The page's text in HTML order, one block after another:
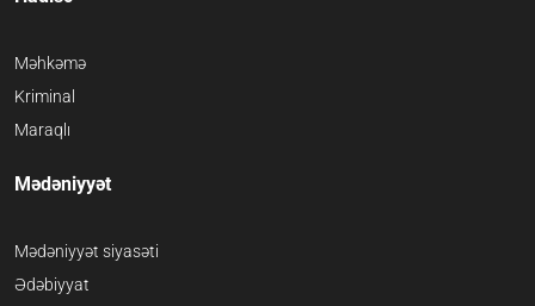
Məhkəmə
Kriminal
Maraqlı
Mədəniyyət
Mədəniyyət siyasəti
Ədəbiyyat